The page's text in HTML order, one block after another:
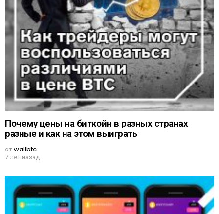
Почему цены на биткойн в разных странах
разные и как на этом выиграть
отwallbtc
7 лет назад